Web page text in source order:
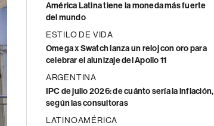
América Latina tiene la moneda más fuerte
del mundo
ESTILO DE VIDA
Omega x Swatch lanza un reloj con oro para
celebrar el alunizaje del Apollo 11
ARGENTINA
IPC de julio 2026: de cuánto sería la inflación,
según las consultoras
LATINOAMÉRICA